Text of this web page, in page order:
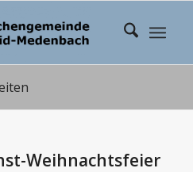
Weihnachtsfeier